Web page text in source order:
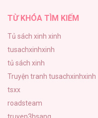
TỪ KHÓA TÌM KIẾM
Tủ sách xinh xinh
tusachxinhxinh
tủ sách xinh
Truyện tranh tusachxinhxinh
tsxx
roadsteam
truyen3hsang